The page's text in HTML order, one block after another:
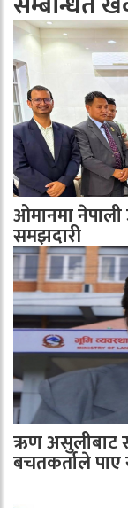
ओमानमा नेपाली
समझदारी
ऋण असुलीबाट
बचतकर्ताले पाए